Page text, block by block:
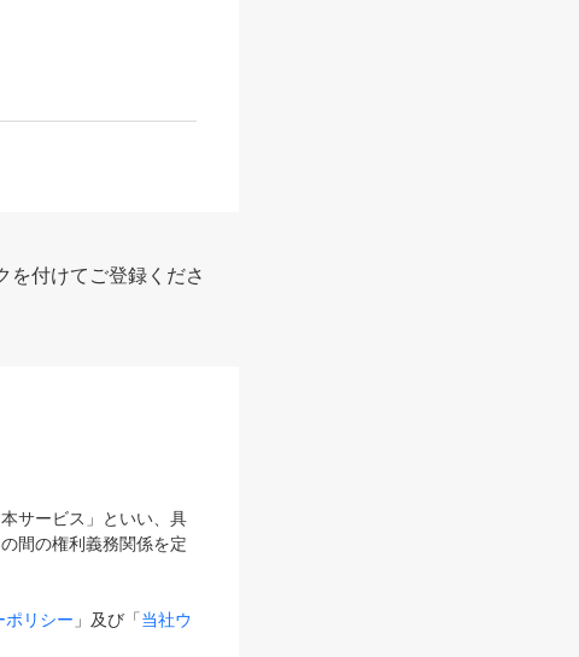
を付けてご登録くださ
サービス」といい、具
間の権利義務関係を定
ポリシー 」及び「当社ウ